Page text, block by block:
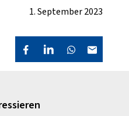
1. September 2023